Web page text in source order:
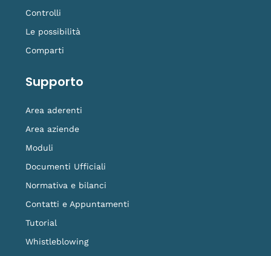
Controlli
Le possibilità
Comparti
Supporto
Area aderenti
Area aziende
Moduli
Documenti Ufficiali
Normativa e bilanci
Contatti e Appuntamenti
Tutorial
Whistleblowing